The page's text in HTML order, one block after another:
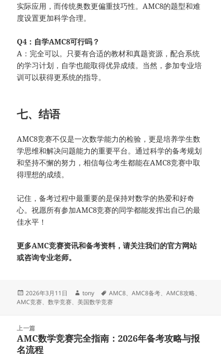
实际应用，而传统奥数更偏重技巧性。AMC8的题型和难
度设置更加科学合理。
Q4：自学AMC8可行吗？
A：完全可以。只要有合适的教材和真题资源，配合系统
的学习计划，自学也能取得优异成绩。当然，参加专业培
训可以获得更系统的指导。
七、结语
AMC8竞赛不仅是一次数学能力的检验，更是培养学生数
学思维和解决问题能力的重要平台。通过科学的备考规划
和坚持不懈的努力，相信每位考生都能在AMC8竞赛中取
得理想的成绩。
记住，备考过程中最重要的是保持对数学的热爱和好奇
心。祝愿所有参加AMC8竞赛的同学都能发挥出自己的最
佳水平！
更多AMC竞赛资讯和备考资料，请关注我们的官方网站
或咨询专业老师。
发
布
2026年3月11日
作
者
tony
标
签
AMC8、AMC8备考、AMC8攻略、
AMC竞赛、数学竞赛、美国数学竞赛
上一篇
上
篇
AMC数学竞赛完全指南：2026年备考攻略与报
名流程